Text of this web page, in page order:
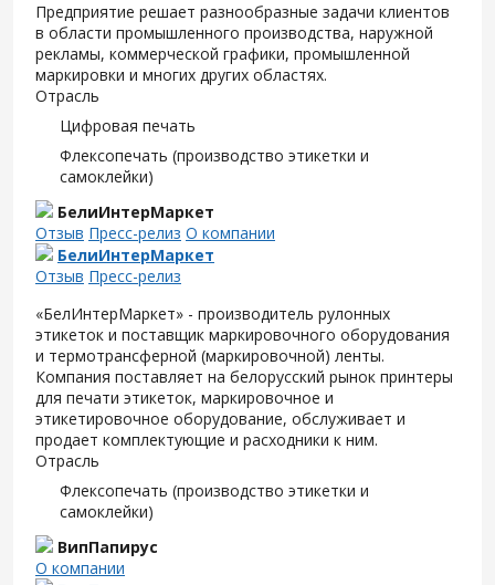
Предприятие решает разнообразные задачи клиентов
в области промышленного производства, наружной
рекламы, коммерческой графики, промышленной
маркировки и многих других областях.
Отрасль
Цифровая печать
Флексопечать (производство этикетки и
самоклейки)
БелиИнтерМаркет
Отзыв Пресс-релиз О компании
БелиИнтерМаркет
Отзыв Пресс-релиз
«БелИнтерМаркет» - производитель рулонных
этикеток и поставщик маркировочного оборудования
и термотрансферной (маркировочной) ленты.
Компания поставляет на белорусский рынок принтеры
для печати этикеток, маркировочное и
этикетировочное оборудование, обслуживает и
продает комплектующие и расходники к ним.
Отрасль
Флексопечать (производство этикетки и
самоклейки)
ВипПапирус
О компании